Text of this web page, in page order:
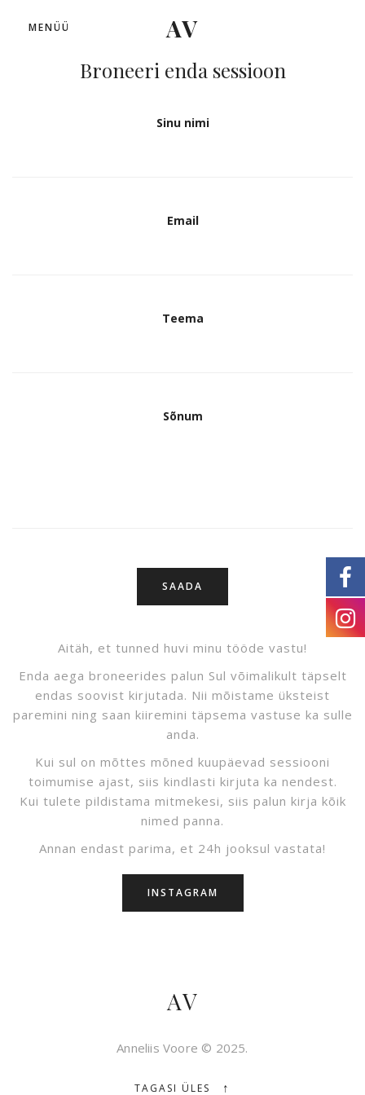
AV
MENÜÜ
Broneeri enda sessioon
Sinu nimi
Email
Teema
Sõnum
Aitäh, et tunned huvi minu tööde vastu!
Enda aega broneerides palun Sul võimalikult täpselt
endas soovist kirjutada. Nii mõistame üksteist
paremini ning saan kiiremini täpsema vastuse ka sulle
anda.
Kui sul on mõttes mõned kuupäevad sessiooni
toimumise ajast, siis kindlasti kirjuta ka nendest.
Kui tulete pildistama mitmekesi, siis palun kirja kõik
nimed panna.
Annan endast parima, et 24h jooksul vastata!
INSTAGRAM
AV
Anneliis Voore © 2025.
TAGASI ÜLES ↑